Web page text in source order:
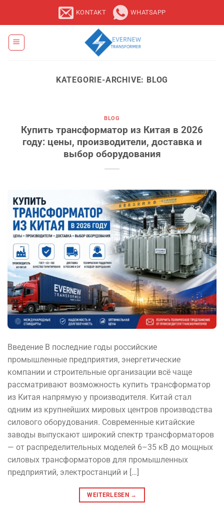
KONTAKT WHATSAPP
KATEGORIE-ARCHIVE: BLOG
BLOG
Купить трансформатор из Китая в 2026
году: цены, производители, доставка и
выбор оборудования
Введение В последние годы российские
промышленные предприятия, энергетические
компании и строительные организации всё чаще
рассматривают возможность купить трансформатор
из Китая напрямую у производителя. Китай стал
одним из крупнейших мировых центров производства
силового оборудования. Современные китайские
заводы выпускают широкий спектр трансформаторов
— от распределительных моделей 6–35 кВ до мощных
силовых трансформаторов для промышленных
предприятий, электростанций и […]
WEITERLESEN →